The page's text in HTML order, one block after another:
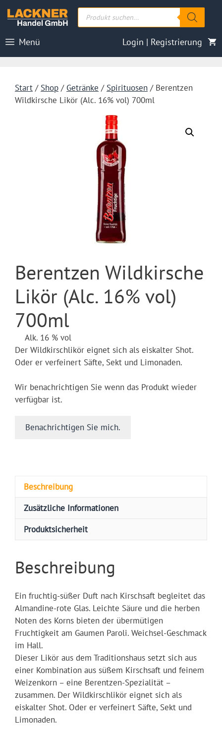
Inhalt
Products
search
Menü Login | Registrierung
Start / Shop / Getränke / Spirituosen / Berentzen
Wildkirsche Likör (Alc. 16% vol) 700ml
Berentzen Wildkirsche
Likör (Alc. 16% vol)
700ml
Alk. 16 % vol
Der Wildkirschlikör eignet sich als eiskalter Shot.
Oder er verfeinert Säfte, Sekt und Limonaden.
Wir benachrichtigen Sie wenn das Produkt wieder
verfügbar ist.
Benachrichtigen Sie mich.
Beschreibung
Zusätzliche Informationen
Produktsicherheit
Beschreibung
Ein fruchtig-süßer Duft nach Kirschsaft begleitet das
Almandine-rote Glas. Leichte Säure und die herben
Noten des Korns bieten der übermütigen
Fruchtigkeit am Gaumen Paroli. Weichsel-Geschmack
im Hall.
Dieser Likör aus dem Traditionshaus setzt sich aus
einer Kombination aus süßem Kirschsaft und feinem
Weizenkorn – eine Berentzen-Spezialität –
zusammen. Der Wildkirschlikör eignet sich als
eiskalter Shot. Oder er verfeinert Säfte, Sekt und
Limonaden.